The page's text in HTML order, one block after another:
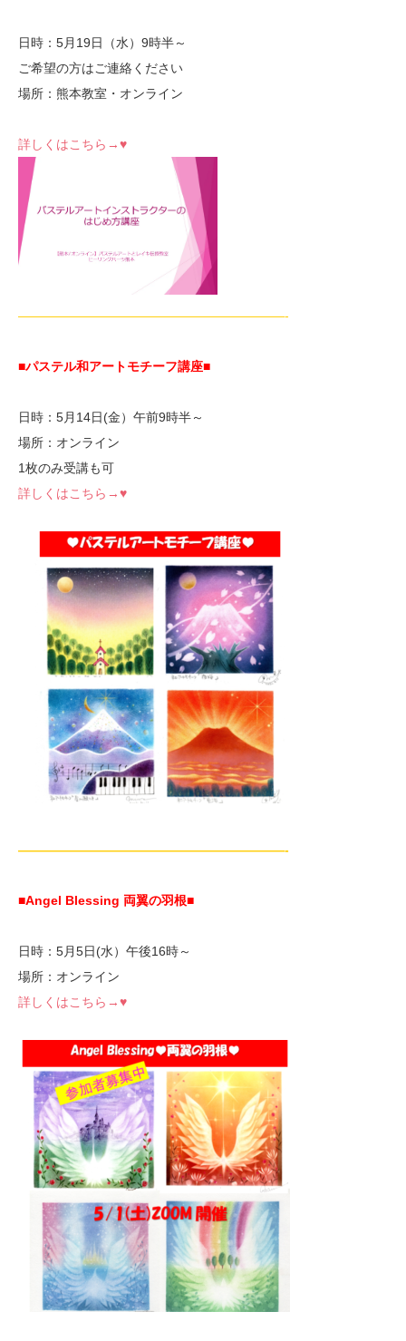
日時：5月19日（水）9時半～
ご希望の方はご連絡ください
場所：熊本教室・オンライン
詳しくはこちら→♥
—————————————————————-
■パステル和アートモチーフ講座■
日時：5月14日(金）午前9時半～
場所：オンライン
1枚のみ受講も可
詳しくはこちら→♥
—————————————————————-
■Angel Blessing 両翼の羽根■
日時：5月5日(水）午後16時～
場所：オンライン
詳しくはこちら→♥